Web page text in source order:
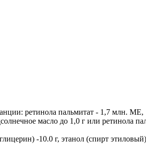
ретинола пальмитат - 1,7 млн. ME,
масло до 1,0 г или ретинола
-10.0 г, этанол (спирт